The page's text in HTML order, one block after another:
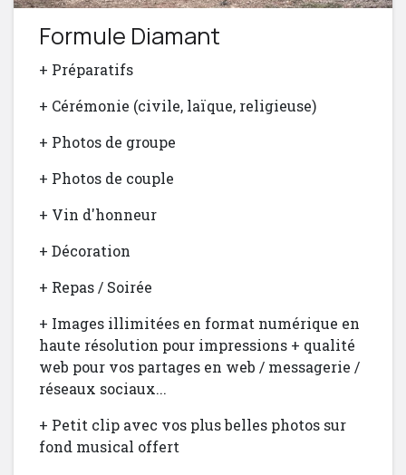
Formule Diamant
+ Préparatifs
+ Cérémonie (civile, laïque, religieuse)
+ Photos de groupe
+ Photos de couple
+ Vin d'honneur
+ Décoration
+ Repas / Soirée
+ Images illimitées en format numérique en
haute résolution pour impressions + qualité
web pour vos partages en web / messagerie /
réseaux sociaux...
+ Petit clip avec vos plus belles photos sur
fond musical offert